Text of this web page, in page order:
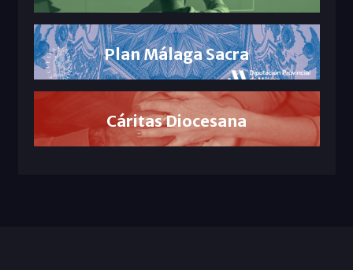
Plan Málaga Sacra
Cáritas Diocesana